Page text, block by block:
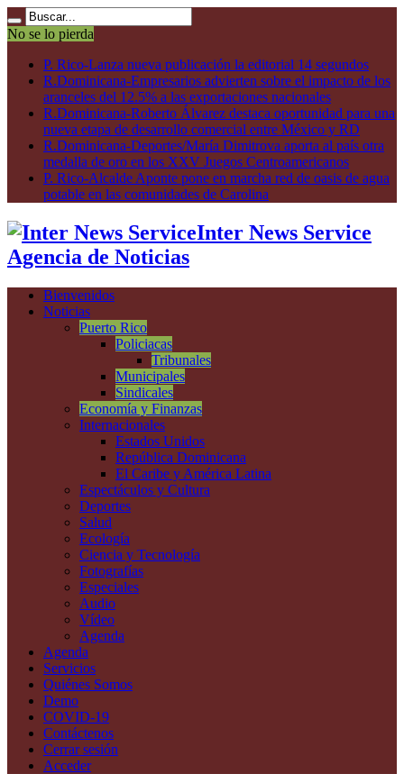
No se lo pierda
P. Rico-Lanza nueva publicación la editorial 14 segundos
R.Dominicana-Empresarios advierten sobre el impacto de los
aranceles del 12.5% a las exportaciones nacionales
R.Dominicana-Roberto Álvarez destaca oportunidad para una
nueva etapa de desarrollo comercial entre México y RD
R.Dominicana-Deportes/María Dimitrova aporta al país otra
medalla de oro en los XXV Juegos Centroamericanos
P. Rico-Alcalde Aponte pone en marcha red de oasis de agua
potable en las comunidades de Carolina
Inter News Service
Agencia de Noticias
Bienvenidos
Noticias
Puerto Rico
Policiacas
Tribunales
Municipales
Sindicales
Economía y Finanzas
Internacionales
Estados Unidos
República Dominicana
El Caribe y América Latina
Espectáculos y Cultura
Deportes
Salud
Ecología
Ciencia y Tecnología
Fotografías
Especiales
Audio
Vídeo
Agenda
Agenda
Servicios
Quiénes Somos
Demo
COVID-19
Contáctenos
Cerrar sesión
Acceder